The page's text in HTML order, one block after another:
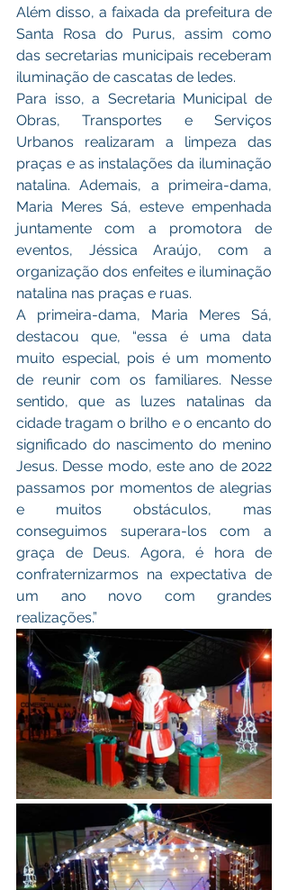
Além disso, a faixada da prefeitura de
Santa Rosa do Purus, assim como
das secretarias municipais receberam
iluminação de cascatas de ledes.
Para isso, a Secretaria Municipal de
Obras, Transportes e Serviços
Urbanos realizaram a limpeza das
praças e as instalações da iluminação
natalina. Ademais, a primeira-dama,
Maria Meres Sá, esteve empenhada
juntamente com a promotora de
eventos, Jéssica Araújo, com a
organização dos enfeites e iluminação
natalina nas praças e ruas.
A primeira-dama, Maria Meres Sá,
destacou que, “essa é uma data
muito especial, pois é um momento
de reunir com os familiares. Nesse
sentido, que as luzes natalinas da
cidade tragam o brilho e o encanto do
significado do nascimento do menino
Jesus. Desse modo, este ano de 2022
passamos por momentos de alegrias
e muitos obstáculos, mas
conseguimos superara-los com a
graça de Deus. Agora, é hora de
confraternizarmos na expectativa de
um ano novo com grandes
realizações.”